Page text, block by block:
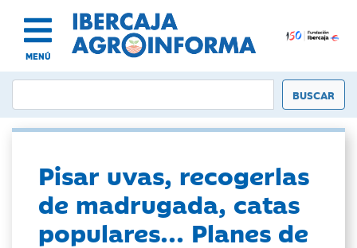
MENÚ
Pisar uvas, recogerlas
de madrugada, catas
populares... Planes de